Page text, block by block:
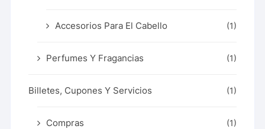
Accesorios Para El Cabello (1)
Perfumes Y Fragancias (1)
Billetes, Cupones Y Servicios (1)
Compras (1)